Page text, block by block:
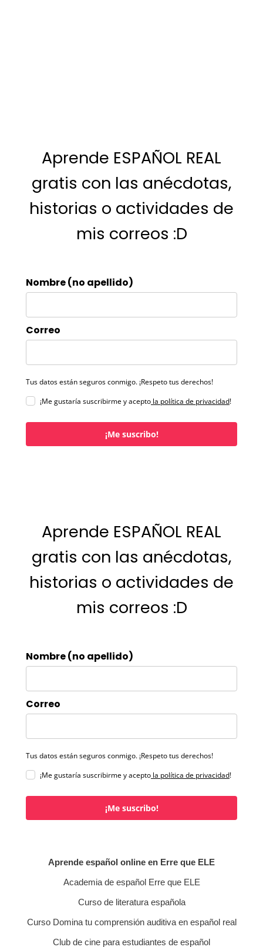
Aprende ESPAÑOL REAL
gratis con las anécdotas,
historias o actividades de
mis correos :D
Nombre (no apellido)
Correo
Tus datos están seguros conmigo. ¡Respeto tus derechos!
¡Me gustaría suscribirme y acepto la política de privacidad!
¡Me suscribo!
Aprende ESPAÑOL REAL
gratis con las anécdotas,
historias o actividades de
mis correos :D
Nombre (no apellido)
Correo
Tus datos están seguros conmigo. ¡Respeto tus derechos!
¡Me gustaría suscribirme y acepto la política de privacidad!
¡Me suscribo!
Aprende español online en Erre que ELE
Academia de español Erre que ELE
Curso de literatura española
Curso Domina tu comprensión auditiva en español real
Club de cine para estudiantes de español